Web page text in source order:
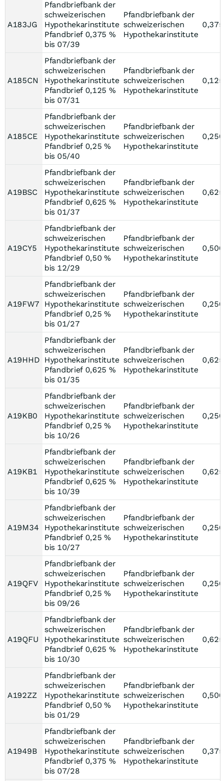
A183JG
Pfandbriefbank der
schweizerischen
Hypothekarinstitute
Pfandbrief 0,375 %
bis 07/39
Pfandbriefbank der
schweizerischen
Hypothekarinstitute
A185CN
Pfandbriefbank der
schweizerischen
Hypothekarinstitute
Pfandbrief 0,125 %
bis 07/31
Pfandbriefbank der
schweizerischen
Hypothekarinstitute
A185CE
Pfandbriefbank der
schweizerischen
Hypothekarinstitute
Pfandbrief 0,25 %
bis 05/40
Pfandbriefbank der
schweizerischen
Hypothekarinstitute
A19BSC
Pfandbriefbank der
schweizerischen
Hypothekarinstitute
Pfandbrief 0,625 %
bis 01/37
Pfandbriefbank der
schweizerischen
Hypothekarinstitute
A19CY5
Pfandbriefbank der
schweizerischen
Hypothekarinstitute
Pfandbrief 0,50 %
bis 12/29
Pfandbriefbank der
schweizerischen
Hypothekarinstitute
A19FW7
Pfandbriefbank der
schweizerischen
Hypothekarinstitute
Pfandbrief 0,25 %
bis 01/27
Pfandbriefbank der
schweizerischen
Hypothekarinstitute
A19HHD
Pfandbriefbank der
schweizerischen
Hypothekarinstitute
Pfandbrief 0,625 %
bis 01/35
Pfandbriefbank der
schweizerischen
Hypothekarinstitute
A19KB0
Pfandbriefbank der
schweizerischen
Hypothekarinstitute
Pfandbrief 0,25 %
bis 10/26
Pfandbriefbank der
schweizerischen
Hypothekarinstitute
A19KB1
Pfandbriefbank der
schweizerischen
Hypothekarinstitute
Pfandbrief 0,625 %
bis 10/39
Pfandbriefbank der
schweizerischen
Hypothekarinstitute
A19M34
Pfandbriefbank der
schweizerischen
Hypothekarinstitute
Pfandbrief 0,25 %
bis 10/27
Pfandbriefbank der
schweizerischen
Hypothekarinstitute
A19QFV
Pfandbriefbank der
schweizerischen
Hypothekarinstitute
Pfandbrief 0,25 %
bis 09/26
Pfandbriefbank der
schweizerischen
Hypothekarinstitute
A19QFU
Pfandbriefbank der
schweizerischen
Hypothekarinstitute
Pfandbrief 0,625 %
bis 10/30
Pfandbriefbank der
schweizerischen
Hypothekarinstitute
A192ZZ
Pfandbriefbank der
schweizerischen
Hypothekarinstitute
Pfandbrief 0,50 %
bis 01/29
Pfandbriefbank der
schweizerischen
Hypothekarinstitute
A1949B
Pfandbriefbank der
schweizerischen
Hypothekarinstitute
Pfandbrief 0,375 %
bis 07/28
Pfandbriefbank der
schweizerischen
Hypothekarinstitute